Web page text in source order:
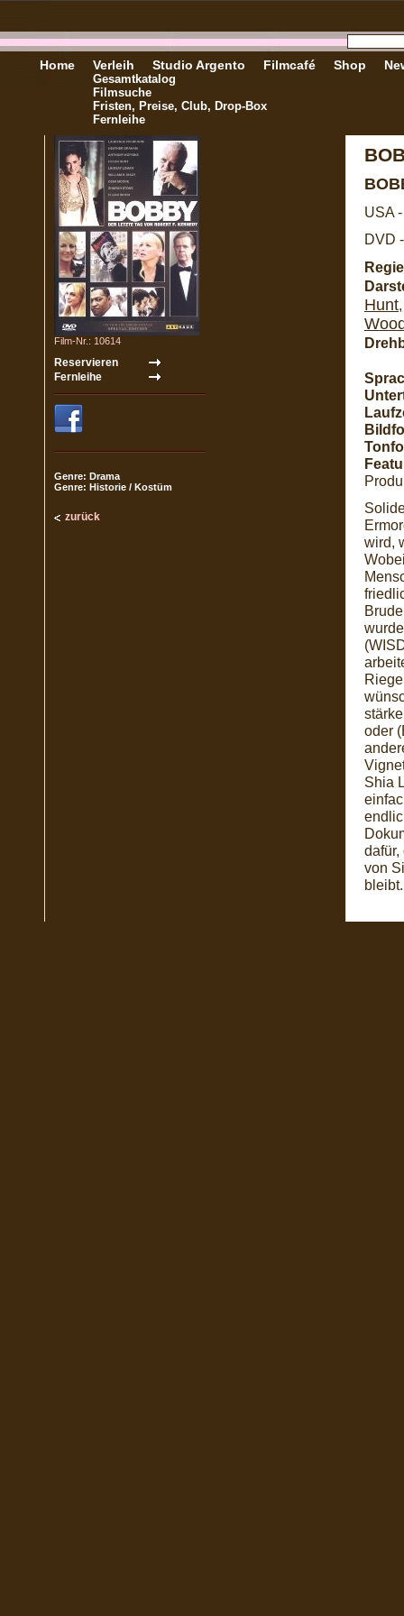
Home Verleih
Gesamtkatalog
Filmsuche
Fristen, Preise, Club, Drop-Box
Fernleihe
Studio Argento Filmcafé Shop
Film-Nr.: 10614
Genre: Drama
Genre: Historie / Kostüm
zurück
USA
DVD
Hunt
wird,
oder
Shia
von